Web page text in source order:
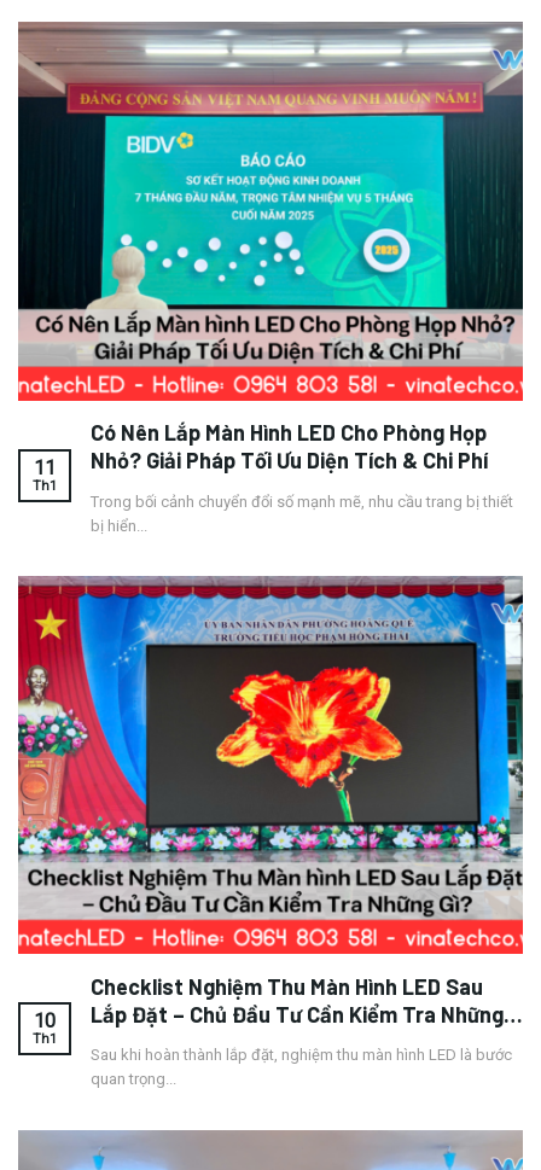
Có Nên Lắp Màn Hình LED Cho Phòng Họp
Nhỏ? Giải Pháp Tối Ưu Diện Tích & Chi Phí
Trong bối cảnh chuyển đổi số mạnh mẽ, nhu cầu trang bị thiết
bị hiển...
11
Th1
Checklist Nghiệm Thu Màn Hình LED Sau
Lắp Đặt – Chủ Đầu Tư Cần Kiểm Tra Những
Sau khi hoàn thành lắp đặt, nghiệm thu màn hình LED là bước
quan trọng...
10
Th1